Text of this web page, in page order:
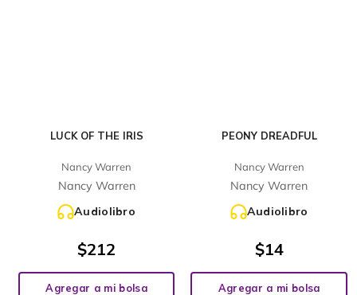
LUCK OF THE IRIS
Nancy Warren
Nancy Warren
Audiolibro
$212
Agregar a mi bolsa
PEONY DREADFUL
Nancy Warren
Nancy Warren
Audiolibro
$14
Agregar a mi bolsa